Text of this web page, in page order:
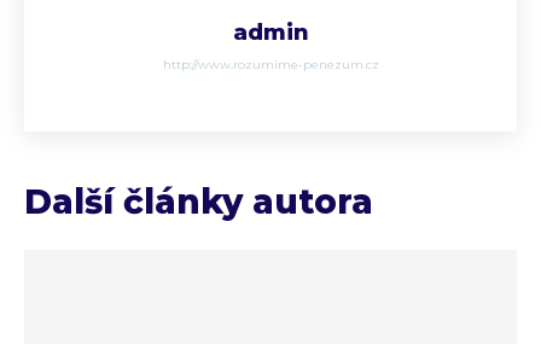
admin
http://www.rozumime-penezum.cz
Další články autora